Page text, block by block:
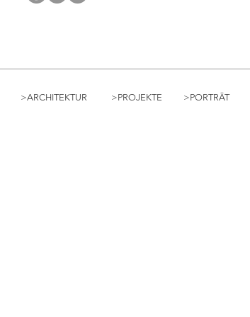
>ARCHITEKTUR >PROJEKTE >PORTRÄT